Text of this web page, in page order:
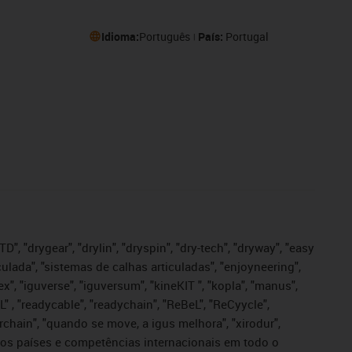
Idioma:Português País: Portugal
"drygear", "drylin", "dryspin", "dry-tech", "dryway", "easy
"sistemas de calhas articuladas", "enjoyneering",
"iguverse", "iguversum", "kineKIT ", "kopla", "manus",
"readycable", "readychain", "ReBeL", "ReCyycle",
"quando se move, a igus melhora", "xirodur",
países e competências internacionais em todo o